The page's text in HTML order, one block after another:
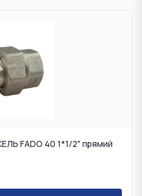
FADO 40 1*1/2" прямий